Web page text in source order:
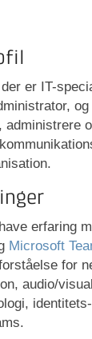
er IT-
administrere
erfaring
Microsoft
for
audio/